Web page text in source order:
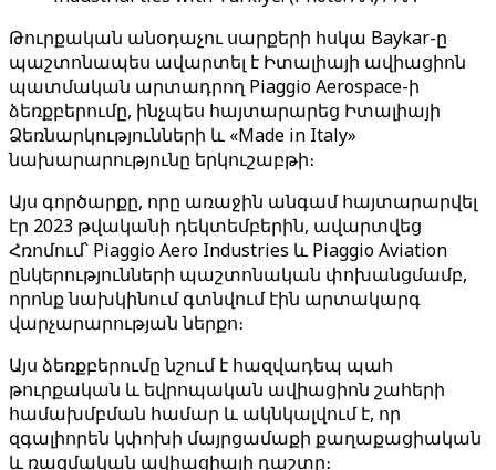
Թուրքական անօդաչու սարքերի հսկա Baykar-ը
պաշտոնապես ավարտել է Իտալիայի ավիացիոն
պատմական արտադրող Piaggio Aerospace-ի
ձեռքբերումը, ինչպես հայտարարեց Իտալիայի
Ձեռնարկությունների և «Made in Italy»
նախարարությունը երկուշաբթի։
Այս գործարքը, որը առաջին անգամ հայտարարվել
էր 2023 թվականի դեկտեմբերին, ավարտվեց
Հռոմում՝ Piaggio Aero Industries և Piaggio Aviation
ընկերությունների պաշտոնական փոխանցմամբ,
որոնք նախկինում գտնվում էին արտակարգ
վարչարարության ներքո։
Այս ձեռքբերումը նշում է հազվադեպ պահ
թուրքական և եվրոպական ավիացիոն շահերի
համախմբման համար և ակնկալվում է, որ
զգալիորեն կփոխի մայրցամաքի քաղաքացիական
և ռազմական ավիացիայի դաշտը։